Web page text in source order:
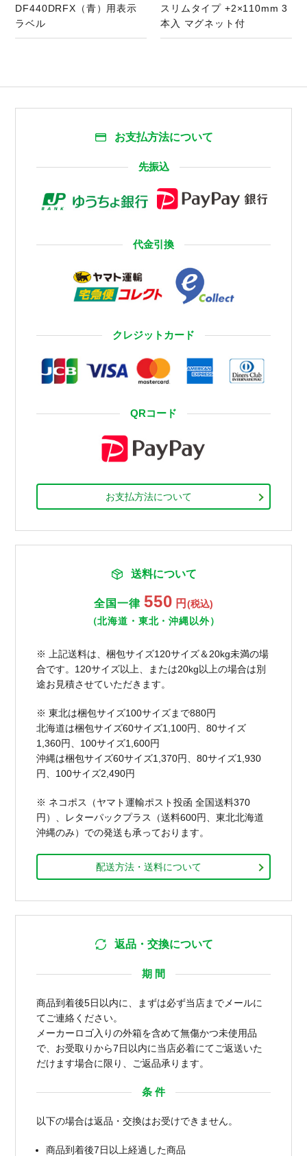
DF440DRFX（青）用表示
ラベル
スリムタイプ +2×110mm 3
本入 マグネット付
お支払方法について
先振込
代金引換
クレジットカード
QRコード
お支払方法について
送料について
全国一律 550 円 (税込)
（北海道・東北・沖縄以外）
※ 上記送料は、梱包サイズ120サイズ＆20kg未満の場
合です。120サイズ以上、または20kg以上の場合は別
途お見積させていただきます。
※ 東北は梱包サイズ100サイズまで880円
北海道は梱包サイズ60サイズ1,100円、80サイズ
1,360円、100サイズ1,600円
沖縄は梱包サイズ60サイズ1,370円、80サイズ1,930
円、100サイズ2,490円
※ ネコポス（ヤマト運輸ポスト投函 全国送料370
円）、レターパックプラス（送料600円、東北北海道
沖縄のみ）での発送も承っております。
配送方法・送料について
返品・交換について
期 間
商品到着後5日以内に、まずは必ず当店までメールに
てご連絡ください。
メーカーロゴ入りの外箱を含めて無傷かつ未使用品
で、お受取りから7日以内に当店必着にてご返送いた
だけます場合に限り、ご返品承ります。
条 件
以下の場合は返品・交換はお受けできません。
商品到着後7日以上経過した商品